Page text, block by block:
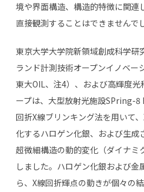
境や界面構造、構造的特徴に関連
直接観測することはできませんで
東京大学大学院新領域創成科学研
ランド計測技術オープンイノベー
東大OIL、注4）、および高輝度
ープは、大型放射光施設SPring-8
回折X線ブリンキング法を用いて
化するハロゲン化銀、および生成
超微細構造の動的変化（ダイナミ
しました。ハロゲン化銀および金
ら、X線回折輝点の動きが個々の